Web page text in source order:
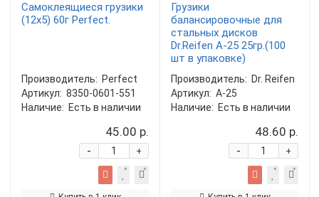
Самоклеящиеся грузики
(12х5) 60г Perfect.
Производитель: Perfect
Артикул: 8350-0601-551
Наличие: Есть в наличии
45.00 р.
+
-
Грузики
балансировочные для
стальных дисков
Dr.Reifen A-25 25гр.(100
шт в упаковке)
Производитель: Dr. Reifen
Артикул: A-25
Наличие: Есть в наличии
48.60 р.
+
-